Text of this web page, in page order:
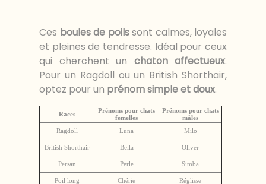
Ces boules de poilssont calmes, loyales
et pleines de tendresse. Idéal pour ceux
qui cherchent un chaton affectueux.
Pour un Ragdoll ou un British Shorthair,
optez pour un prénom simple et doux.
Races
Prénoms pour chats
femelles
Prénoms pour chats
mâles
Ragdoll
Luna Milo
British Shorthair Bella Oliver
Persan Perle Simba
Poil long Chérie Réglisse